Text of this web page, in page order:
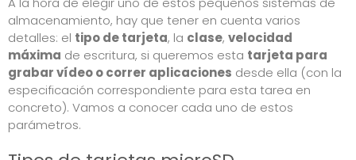
almacenamiento, hay que tener en cuenta varios
detalles: el tipo de tarjeta, la clase, velocidad
máxima de escritura, si queremos esta tarjeta para
grabar vídeo o correr aplicaciones desde ella (con la
especificación correspondiente para esta tarea en
concreto). Vamos a conocer cada uno de estos
parámetros.